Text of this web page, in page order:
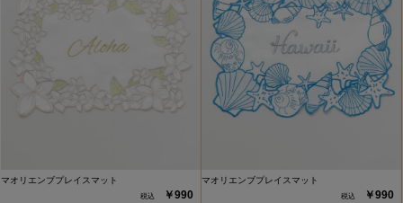
マオリエンブプレイスマット
￥990
マオリエンブプレイスマット
￥990